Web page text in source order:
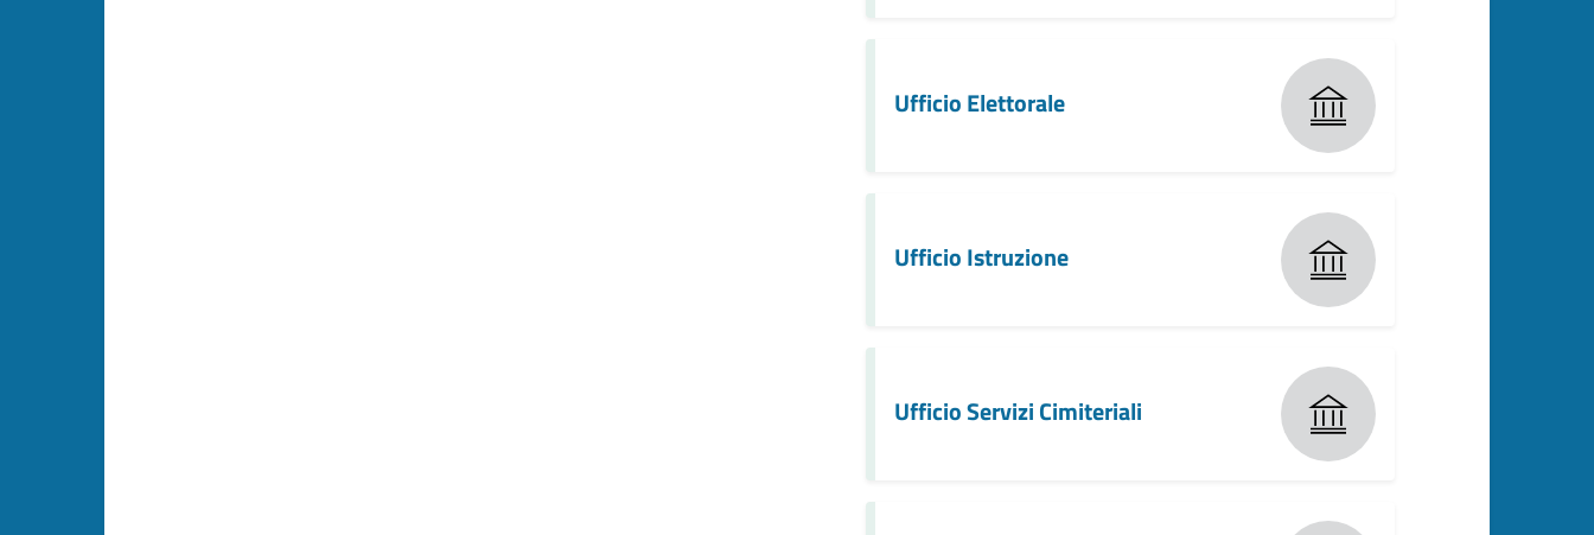
Ufficio Elettorale
Ufficio Istruzione
Ufficio Servizi Cimiteriali